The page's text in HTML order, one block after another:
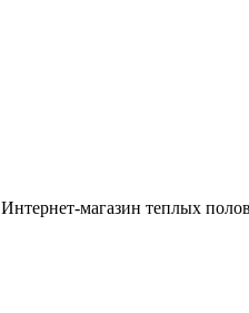
Интернет-магазин теплых